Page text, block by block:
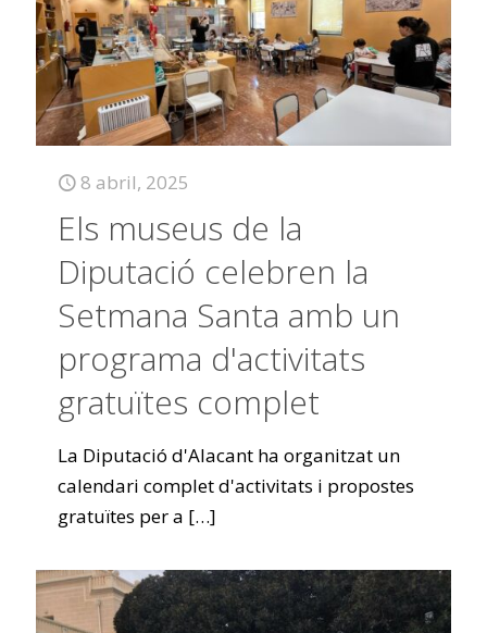
8 abril, 2025
Els museus de la
Diputació celebren la
Setmana Santa amb un
programa d'activitats
gratuïtes complet
La Diputació d'Alacant ha organitzat un
calendari complet d'activitats i propostes
gratuïtes per a […]